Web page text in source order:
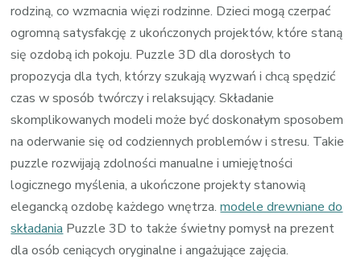
rodziną, co wzmacnia więzi rodzinne. Dzieci mogą czerpać
ogromną satysfakcję z ukończonych projektów, które staną
się ozdobą ich pokoju. Puzzle 3D dla dorosłych to
propozycja dla tych, którzy szukają wyzwań i chcą spędzić
czas w sposób twórczy i relaksujący. Składanie
skomplikowanych modeli może być doskonałym sposobem
na oderwanie się od codziennych problemów i stresu. Takie
puzzle rozwijają zdolności manualne i umiejętności
logicznego myślenia, a ukończone projekty stanowią
elegancką ozdobę każdego wnętrza.modele drewniane do
składania Puzzle 3D to także świetny pomysł na prezent
dla osób ceniących oryginalne i angażujące zajęcia.